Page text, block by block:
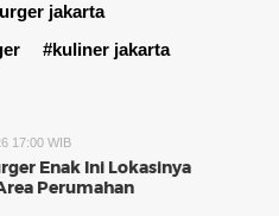
jakarta
#kuliner jakarta
17:00 WIB
Enak Ini Lokasinya
Perumahan